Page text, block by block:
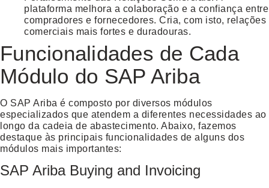
plataforma melhora a colaboração e a confiança entre
compradores e fornecedores. Cria, com isto, relações
comerciais mais fortes e duradouras.
Funcionalidades de Cada
Módulo do SAP Ariba
O SAP Ariba é composto por diversos módulos
especializados que atendem a diferentes necessidades ao
longo da cadeia de abastecimento. Abaixo, fazemos
destaque às principais funcionalidades de alguns dos
módulos mais importantes:
SAP Ariba Buying and Invoicing